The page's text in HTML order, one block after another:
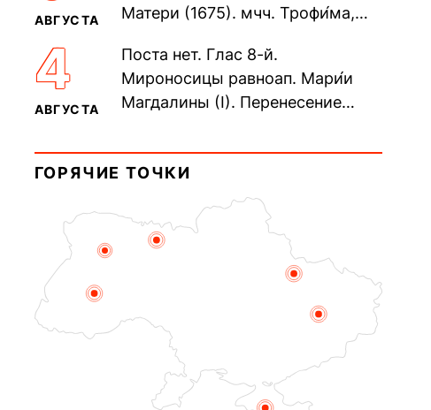
АВГУСТА
Матери (1675). мчч. Трофи́ма,
мучеников (284–305). прав.
воина Фео́дора...
4
АВГУСТА
Поста нет. Глас 8-й.
Мироносицы равноап. Мари́и
Магдалины (I). Перенесение
Синопского (403–404). Прп.
Корни́лия...
ГОРЯЧИЕ ТОЧКИ